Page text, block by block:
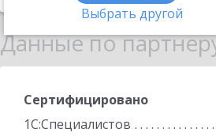
Выбрать другой
Данные по
Сертифицировано
1С:Специалистов